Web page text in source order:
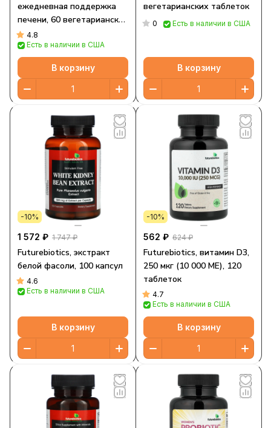
ежедневная поддержка
печени, 60 вегетарианских
капсул
4.8
Есть в наличии в США
В корзину
вегетарианских таблеток
0 Есть в наличии в США
В корзину
-10%
1 572 ₽ 1 747 ₽
Futurebiotics, экстракт
белой фасоли, 100 капсул
4.6
Есть в наличии в США
В корзину
-10%
562 ₽ 624 ₽
Futurebiotics, витамин D3,
250 мкг (10 000 МЕ), 120
таблеток
4.7
Есть в наличии в США
В корзину